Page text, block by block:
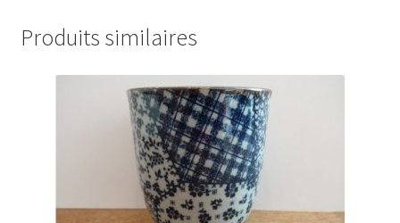
Produits similaires